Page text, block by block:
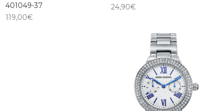
401049-37
119,00€
24,90€